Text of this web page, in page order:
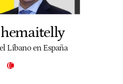
Líbano en España